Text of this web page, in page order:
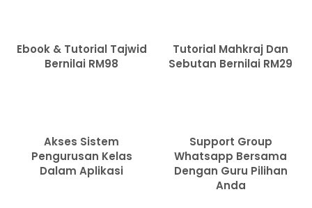
Ebook & Tutorial Tajwid
Bernilai RM98
Tutorial Mahkraj Dan
Sebutan Bernilai RM29
Akses Sistem
Pengurusan Kelas
Dalam Aplikasi
Support Group
Whatsapp Bersama
Dengan Guru Pilihan
Anda